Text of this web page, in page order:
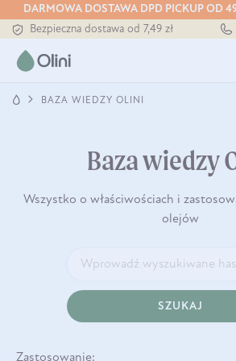
DARMOWA DOSTAWA DPD PICKUP OD
Tłoczony zawsze na zimno
Bezpieczna dostawa od 7,49 zł
Tłoczony zawsze na zimno
BAZA WIEDZY OLINI
Baza wiedzy
Wszystko o właściwościach i
olejów
SZUKAJ
Zastosowanie: